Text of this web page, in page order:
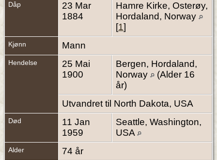
Dåp
23 Mar
1884
Hamre Kirke, Osterøy,
Hordaland, Norway
[1]
Kjønn Mann
Hendelse
25 Mai
1900
Bergen, Hordaland,
Norway
(Alder 16
år)
Utvandret til North Dakota, USA
Død
11 Jan
1959
Seattle, Washington,
USA
Alder 74 år